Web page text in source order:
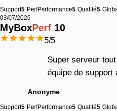
Support5 PerfPerformance5 Qualité5
03/07/2026
MyBoxPerf 10
5/5
Super serveur
équipe de support
Anonyme
Support5 PerfPerformance5 Qualité5